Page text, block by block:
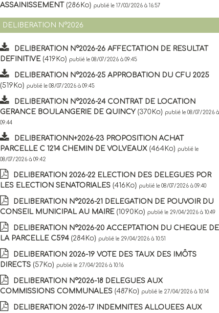
ASSAINISSEMENT(286Ko) publié le 17/03/2026 à 16:57
DELIBERATION N°2026
DELIBERATION N°2026-26 AFFECTATION DE RESULTAT
DEFINITIVE (419Ko) publié le 08/07/2026 à 09:45
DELIBERATION N°2026-25 APPROBATION DU CFU 2025
(519Ko) publié le 08/07/2026 à 09:45
DELIBERATION N°2026-24 CONTRAT DE LOCATION
GERANCE BOULANGERIE DE QUINCY(370Ko) publié le 08/07/2026 à
09:44
DELIBERATIONN+2026-23 PROPOSITION ACHAT
PARCELLE C 1214 CHEMIN DE VOLVEAUX (464Ko) publié le
08/07/2026 à 09:42
DELIBERATION 2026-22 ELECTION DES DELEGUES POR
LES ELECTION SENATORIALES (416Ko) publié le 08/07/2026 à 09:40
DELIBERATION N°2026-21 DELEGATION DE POUVOIR DU
CONSEIL MUNICIPAL AU MAIRE (1090Ko) publié le 29/04/2026 à 10:49
DELIBERATION N°2026-20 ACCEPTATION DU CHEQUE DE
LA PARCELLE C594 (284Ko) publié le 29/04/2026 à 10:51
DELIBERATION 2026-19 VOTE DES TAUX DES IMÔTS
DIRECTS (57Ko) publié le 27/04/2026 à 10:16
DELIBERATION N°2026-18 DELEGUES AUX
COMMISSIONS COMMUNALES (487Ko) publié le 27/04/2026 à 10:14
DELIBERATION 2026-17 INDEMNITES ALLOUEES AUX